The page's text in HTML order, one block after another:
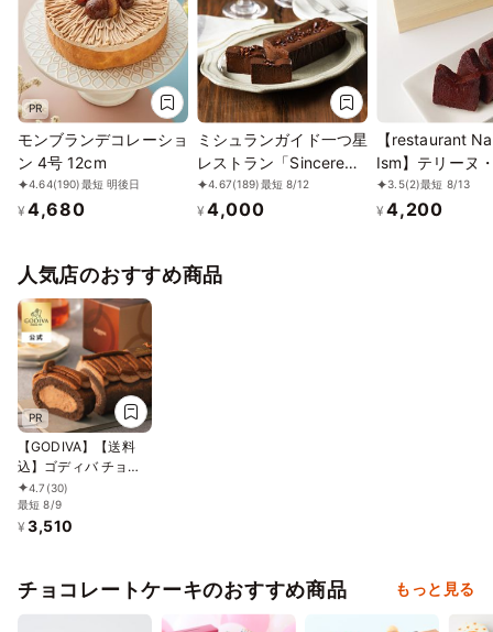
PR
モンブランデコレーショ
ン 4号 12cm
4.64(190)最短 明後日
¥ 4,680
ミシュランガイド一つ星
レストラン「Sincere」
のアマゾンカカオのショ
コラテリーヌ
4.67(189)最短 8/12
¥ 4,000
【restaurant
Ism】テリーヌ
ョコラ 七味唐辛
3.5(2)最短 8/13
¥ 4,200
人気店のおすすめ商品
PR
【GODIVA】【送料
込】ゴディバ チョコ
レートロールケーキ
お中元2026
4.7 (30)
最短 8/9
¥ 3,510
チョコレートケーキのおすすめ商品 もっと見る